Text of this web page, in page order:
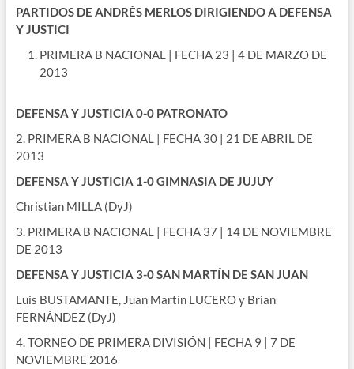
PARTIDOS DE ANDRÉS MERLOS DIRIGIENDO A DEFENSA
Y JUSTICI
PRIMERA B NACIONAL | FECHA 23 | 4 DE MARZO DE
2013
DEFENSA Y JUSTICIA 0-0 PATRONATO
2. PRIMERA B NACIONAL | FECHA 30 | 21 DE ABRIL DE
2013
DEFENSA Y JUSTICIA 1-0 GIMNASIA DE JUJUY
Christian MILLA (DyJ)
3. PRIMERA B NACIONAL | FECHA 37 | 14 DE NOVIEMBRE
DE 2013
DEFENSA Y JUSTICIA 3-0 SAN MARTÍN DE SAN JUAN
Luis BUSTAMANTE, Juan Martín LUCERO y Brian
FERNÁNDEZ (DyJ)
4. TORNEO DE PRIMERA DIVISIÓN | FECHA 9 | 7 DE
NOVIEMBRE 2016